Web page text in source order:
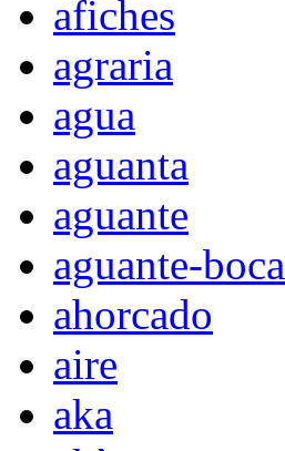
afiches
agraria
agua
aguanta
aguante
aguante-boca
ahorcado
aire
aka